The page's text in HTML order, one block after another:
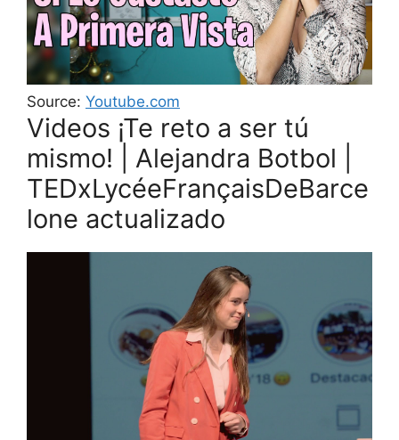
Source: Youtube.com
Videos ¡Te reto a ser tú
mismo! | Alejandra Botbol |
TEDxLycéeFrançaisDeBarce
lone actualizado